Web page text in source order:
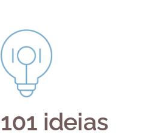
101 ideias